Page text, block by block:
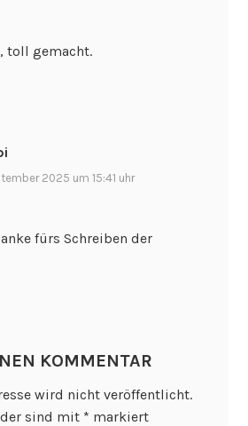
toll gemacht.
2025 um 15:41 uhr
fürs Schreiben der
KOMMENTAR
wird nicht veröffentlicht.
sind mit * markiert